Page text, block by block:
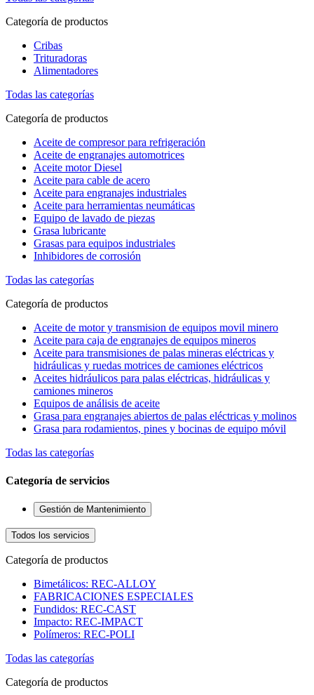
Categoría de productos
Cribas
Trituradoras
Alimentadores
Todas las categorías
Categoría de productos
Aceite de compresor para refrigeración
Aceite de engranajes automotrices
Aceite motor Diesel
Aceite para cable de acero
Aceite para engranajes industriales
Aceite para herramientas neumáticas
Equipo de lavado de piezas
Grasa lubricante
Grasas para equipos industriales
Inhibidores de corrosión
Todas las categorías
Categoría de productos
Aceite de motor y transmision de equipos movil minero
Aceite para caja de engranajes de equipos mineros
Aceite para transmisiones de palas mineras eléctricas y
hidráulicas y ruedas motrices de camiones eléctricos
Aceites hidráulicos para palas eléctricas, hidráulicas y
camiones mineros
Equipos de análisis de aceite
Grasa para engranajes abiertos de palas eléctricas y molinos
Grasa para rodamientos, pines y bocinas de equipo móvil
Todas las categorías
Categoría de servicios
Gestión de Mantenimiento
Todos los servicios
Categoría de productos
Bimetálicos: REC-ALLOY
FABRICACIONES ESPECIALES
Fundidos: REC-CAST
Impacto: REC-IMPACT
Polímeros: REC-POLI
Todas las categorías
Categoría de productos